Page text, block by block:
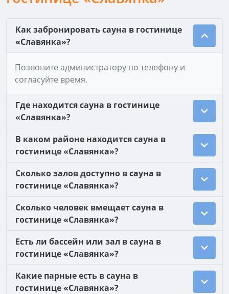
Как забронировать сауна в гостинице
«Славянка»?
Позвоните администратору по телефону и
согласуйте время.
Где находится сауна в гостинице
«Славянка»?
В каком районе находится сауна в
гостинице «Славянка»?
Сколько залов доступно в сауна в
гостинице «Славянка»?
Сколько человек вмещает сауна в
гостинице «Славянка»?
Есть ли бассейн или зал в сауна в
гостинице «Славянка»?
Какие парные есть в сауна в
гостинице «Славянка»?